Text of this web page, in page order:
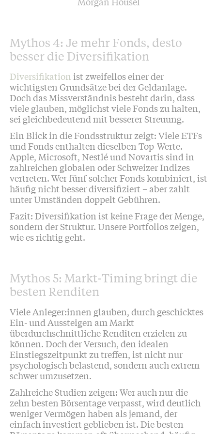
Mythos 4: Je mehr Fonds, desto
besser die Diversifikation
Diversifikation ist zweifellos einer der
wichtigsten Grundsätze bei der Geldanlage.
Doch das Missverständnis besteht darin, dass
viele glauben, möglichst viele Fonds zu halten,
sei gleichbedeutend mit besserer Streuung.
Ein Blick in die Fondsstruktur zeigt: Viele ETFs
und Fonds enthalten dieselben Top-Werte.
Apple, Microsoft, Nestlé und Novartis sind in
zahlreichen globalen oder Schweizer Indizes
vertreten. Wer fünf solcher Fonds kombiniert, ist
häufig nicht besser diversifiziert – aber zahlt
unter Umständen doppelt Gebühren.
Fazit: Diversifikation ist keine Frage der Menge,
sondern der Struktur. Unsere Portfolios zeigen,
wie es richtig geht.
Mythos 5: Markt-Timing bringt die
besten Renditen
Viele Anleger:innen glauben, durch geschicktes
Ein- und Aussteigen am Markt
überdurchschnittliche Renditen erzielen zu
können. Doch der Versuch, den idealen
Einstiegszeitpunkt zu treffen, ist nicht nur
psychologisch belastend, sondern auch extrem
schwer umzusetzen.
Zahlreiche Studien zeigen: Wer auch nur die
zehn besten Börsentage verpasst, wird deutlich
weniger Vermögen haben als jemand, der
einfach investiert geblieben ist. Die besten